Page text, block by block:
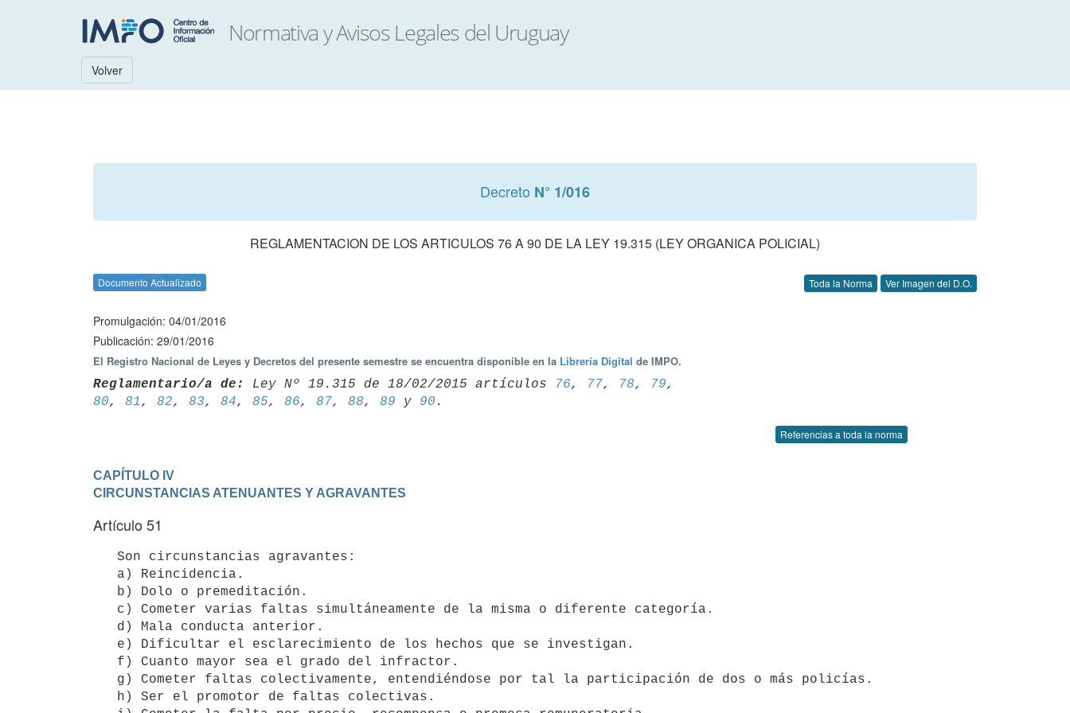
Volver
Decreto N° 1/016
REGLAMENTACION DE LOS ARTICULOS 76 A 90 DE LA LEY 19.315 (LEY ORGANICA POLICIAL)
Documento Actualizado Toda la Norma Ver Imagen del D.O.
Promulgación: 04/01/2016
Publicación: 29/01/2016
El Registro Nacional de Leyes y Decretos del presente semestre se encuentra disponible en la Librería Digital de IMPO.
Reglamentario/a de: Ley Nº 19.315 de 18/02/2015 artículos 76, 77, 78, 79
80, 81 , 82, 83, 84, 85, 86, 87, 88, 89 y 90
Referencias a toda la norma
CAPÍTULO IV
CIRCUNSTANCIAS ATENUANTES Y AGRAVANTES
Artículo 51